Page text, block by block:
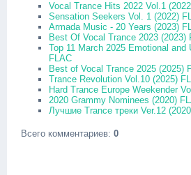
Vocal Trance Hits 2022 Vol.1
Sensation Seekers Vol. 1 (2022)
Armada Music - 20 Years (2023)
Best Of Vocal Trance 2023 (2023)
Top 11 March 2025 Emotional and
FLAC
Best of Vocal Trance 2025 (2025)
Trance Revolution Vol.10 (2025)
Hard Trance Europe Weekender
2020 Grammy Nominees (2020)
Лучшие Trance треки Ver.12
Всего комментариев: 0